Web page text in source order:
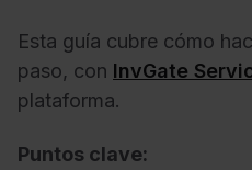
Esta guía cubre cómo
paso, con InvGate
plataforma.
Puntos clave: